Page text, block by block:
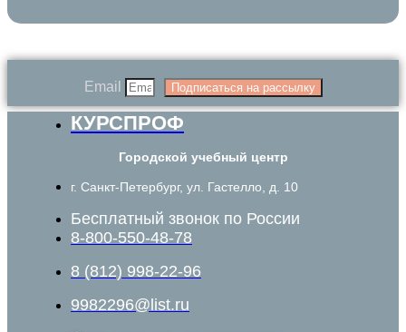
Email Подписаться на рассылку
КУРСПРОФ
Городской учебный центр
г. Санкт-Петербург, ул. Гастелло, д. 10
Бесплатный звонок по России
8-800-550-48-78
8 (812) 998-22-96
9982296@list.ru